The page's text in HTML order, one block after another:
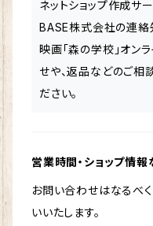
ネットショップ作成サ
BASE株式会社の連絡
映画「森の学校」オン
せや、返品などのご相
ださい。
営業時間・ショップ情報
お問い合わせはなるべ
いいたします。